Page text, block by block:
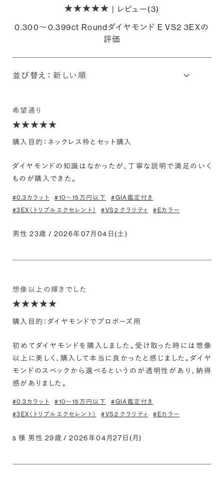
| レビュー(3)
0.300〜0.399ct Roundダイヤモンド E VS2 3EXの
評価
並び替え：
希望通り
購入目的：ネックレス枠とセット購入
ダイヤモンドの知識はなかったが、丁寧な説明で満足のいく
ものが購入できた。
#0.3カラット #10〜15万円以下
#GIA鑑定付き
#3EX（トリプルエクセレント）
#VS2 クラリティ #Eカラー
男性 23歳 / 2026年07月04日(土)
想像以上の輝きでした
購入目的：ダイヤモンドでプロポーズ用
初めてダイヤモンドを購入しました。受け取った時には想像
以上に美しく、購入して本当に良かったと感じました。ダイヤ
モンドのスペックから選べるというのが透明性があり、納得
感がありました。
#0.3カラット #10〜15万円以下
#GIA鑑定付き
#3EX（トリプルエクセレント）
#VS2 クラリティ #Eカラー
s 様 男性 29歳 / 2026年04月27日(月)